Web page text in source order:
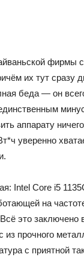
фирмы с
их тут сразу
беда — он
аппарату
уверенно
Intel Core i5
на
это заключено
прочного
с приятной